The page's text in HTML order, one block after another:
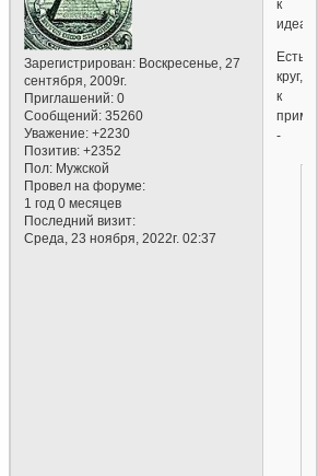
Зарегистрирован: Воскресенье, 27
сентября, 2009г.
Приглашений: 0
Сообщений: 35260
Уважение: +2230
Позитив: +2352
Пол: Мужской
Провел на форуме:
1 год 0 месяцев
Последний визит:
Среда, 23 ноября, 2022г. 02:37
к
Есть
круг,
к
-